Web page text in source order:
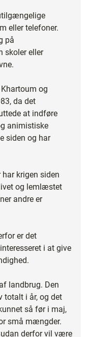
eller telefoner.
på
skoler eller
og
da det
at indføre
animistiske
siden og har
krigen siden
og lemlæstet
andre er
er det
i at give
landbrug. Den
totalt i år, og det
så før i maj,
små mængder.
derfor vil være